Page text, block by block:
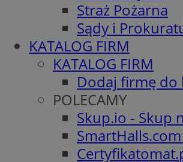
Straż Pożarna
Sądy i
KATALOG FIRM
KATALOG FIRM
Dodaj firmę do
POLECAMY
Skup.io - Skup